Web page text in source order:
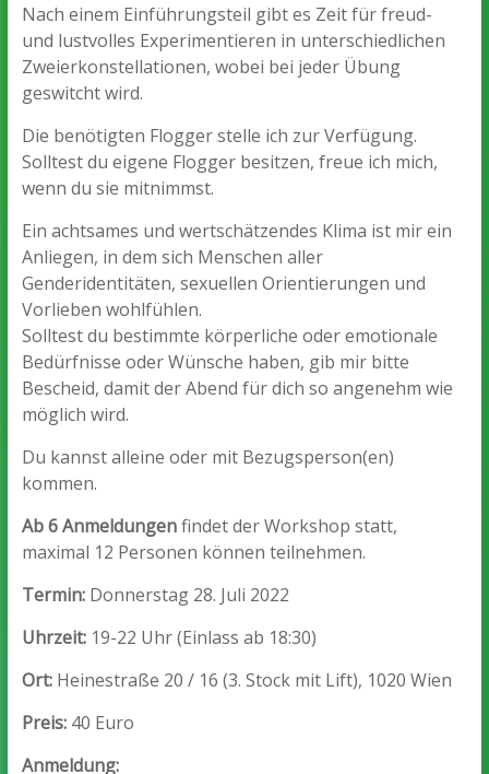
Nach einem Einführungsteil gibt es Zeit für freud-
und lustvolles Experimentieren in unterschiedlichen
Zweierkonstellationen, wobei bei jeder Übung
geswitcht wird.
Die benötigten Flogger stelle ich zur Verfügung.
Solltest du eigene Flogger besitzen, freue ich mich,
wenn du sie mitnimmst.
Ein achtsames und wertschätzendes Klima ist mir ein
Anliegen, in dem sich Menschen aller
Genderidentitäten, sexuellen Orientierungen und
Vorlieben wohlfühlen.
Solltest du bestimmte körperliche oder emotionale
Bedürfnisse oder Wünsche haben, gib mir bitte
Bescheid, damit der Abend für dich so angenehm wie
möglich wird.
Du kannst alleine oder mit Bezugsperson(en)
kommen.
Ab 6 Anmeldungenfindet der Workshop statt,
maximal 12 Personen können teilnehmen.
Termin:Donnerstag 28. Juli 2022
Uhrzeit:19-22 Uhr (Einlass ab 18:30)
Ort:Heinestraße 20 / 16 (3. Stock mit Lift), 1020 Wien
Preis:40 Euro
Anmeldung: